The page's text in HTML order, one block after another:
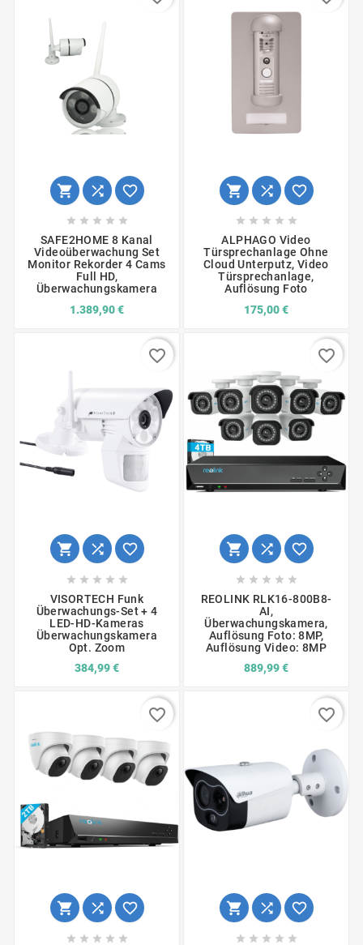
  
    
SAFE2HOME 8 Kanal
Videoüberwachung Set
Monitor Rekorder 4 Cams
Full HD,
Überwachungskamera
1.389,90 €
  
    
ALPHAGO Video
Türsprechanlage Ohne
Cloud Unterputz, Video
Türsprechanlage,
Auflösung Foto
175,00 €
  
    
VISORTECH Funk
Überwachungs-Set + 4
LED-HD-Kameras
Überwachungskamera
Opt. Zoom
384,99 €
favorite_border
  
    
REOLINK RLK16-800B8-
AI,
Überwachungskamera,
Auflösung Foto: 8MP,
Auflösung Video: 8MP
889,99 €
favorite_border
  
    
favorite_border
  
    
favorite_border